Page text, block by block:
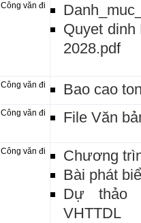
Công văn đi
Quyet dinh
2028.pdf
Công văn đi Bao cao
Công văn đi File Văn
Công văn đi
Chương
Bài phát
Dự thảo
VHTTDL